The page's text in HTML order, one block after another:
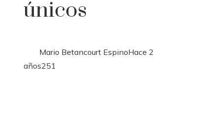
únicos
Mario Betancourt EspinoHace 2
años251